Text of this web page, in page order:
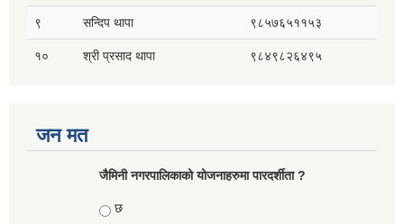
९ सन्दिप थापा ९८५७६५११५३
१० श्री प्रसाद थापा ९८४९८२६४९५
जन मत
जैमिनी नगरपालिकाको योजनाहरुमा पारदर्शीता ?
Choices
छ